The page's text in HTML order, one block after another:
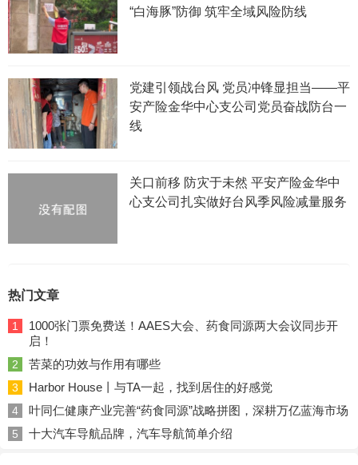
“白海豚”防御 筑牢全域风险防线
党建引领战台风 党员冲锋显担当——平
安产险金华中心支公司党员奋战防台一
线
关口前移 防灾于未然 平安产险金华中
心支公司扎实做好台风季风险减量服务
热门文章
1
1000张门票免费送！AAES大会、药食同源两大会议同步开
启！
2 苦菜的功效与作用有哪些
3 Harbor House丨与TA一起，找到居住的好感觉
4 叶同仁健康产业完善“药食同源”战略拼图，深耕万亿蓝海市场
5 十大汽车导航品牌，汽车导航简单介绍